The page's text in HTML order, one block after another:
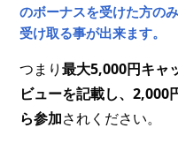
のボーナスを受けた方の
受け取る事が出来ます。
つまり最大5,000円キャ
ビューを記載し、2,000
ら参加されください。